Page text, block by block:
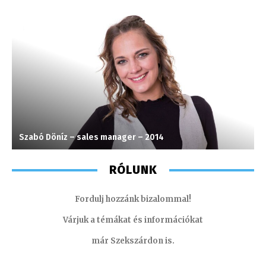
Szabó Döníz – sales manager – 2014
RÓLUNK
Fordulj hozzánk bizalommal!
Várjuk a témákat és információkat
már Szekszárdon is.